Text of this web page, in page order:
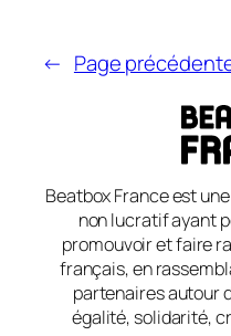
← Page
Beatbox France est
non lucratif ayant
promouvoir et faire
français, en
partenaires autour
égalité, solidarité,